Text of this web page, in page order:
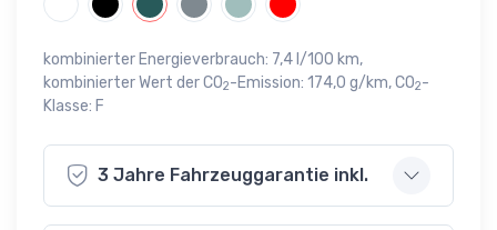
kombinierter Energieverbrauch: 7,4 l/100 km,
kombinierter Wert der CO2-Emission: 174,0 g/km, CO2-
Klasse: F
3 Jahre Fahrzeuggarantie inkl.